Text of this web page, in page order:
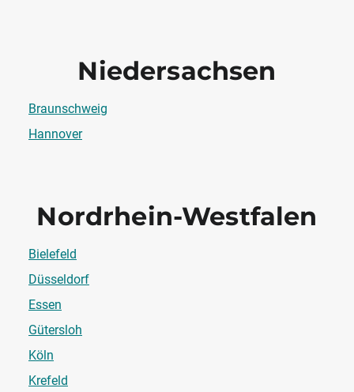
Niedersachsen
Braunschweig
Hannover
Nordrhein-Westfalen
Bielefeld
Düsseldorf
Essen
Gütersloh
Köln
Krefeld